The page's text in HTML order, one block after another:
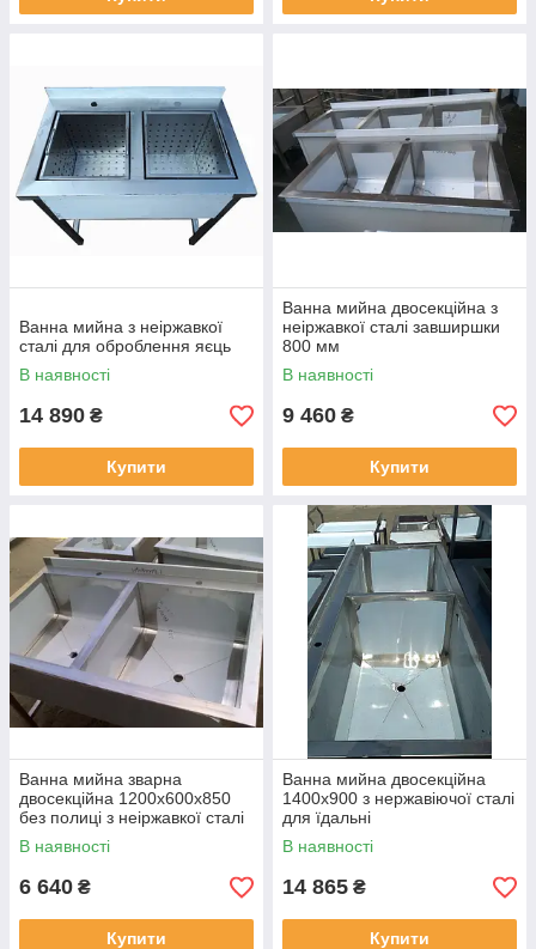
Ванна мийна з неіржавкої
сталі для оброблення яєць
В наявності
14 890 ₴
Купити
Ванна мийна двосекційна з
неіржавкої сталі завширшки
800 мм
В наявності
9 460 ₴
Купити
Ванна мийна зварна
двосекційна 1200х600х850
без полиці з неіржавкої сталі
В наявності
6 640 ₴
Купити
Ванна мийна двосекційна
1400х900 з нержавіючої сталі
для їдальні
В наявності
14 865 ₴
Купити